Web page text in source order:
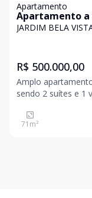
Apartamento
Apartamento a
- Jardim Bela
JARDIM BELA
R$ 500.000,00
Amplo
sendo 2 suítes e 1 vaga
André próximo a
Bambu, Shopping ABC... A Bell
71 m²